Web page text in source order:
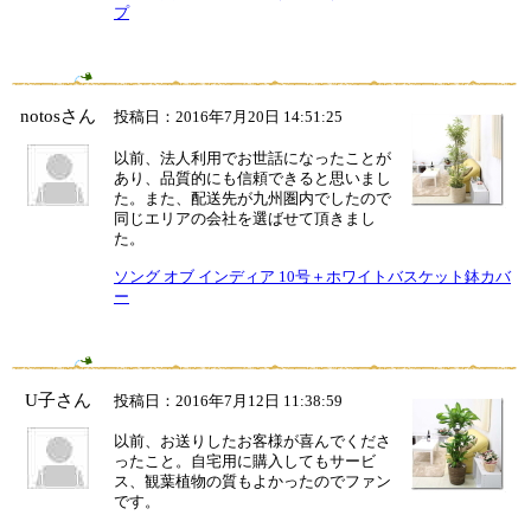
プ
notosさん 投稿日：2016年7月20日 14:51:25
以前、法人利用でお世話になったことが
あり、品質的にも信頼できると思いまし
た。また、配送先が九州圏内でしたので
同じエリアの会社を選ばせて頂きまし
た。
ソング オブ インディア 10号＋ホワイトバスケット鉢カバ
ー
U子さん 投稿日：2016年7月12日 11:38:59
以前、お送りしたお客様が喜んでくださ
ったこと。自宅用に購入してもサービ
ス、観葉植物の質もよかったのでファン
です。